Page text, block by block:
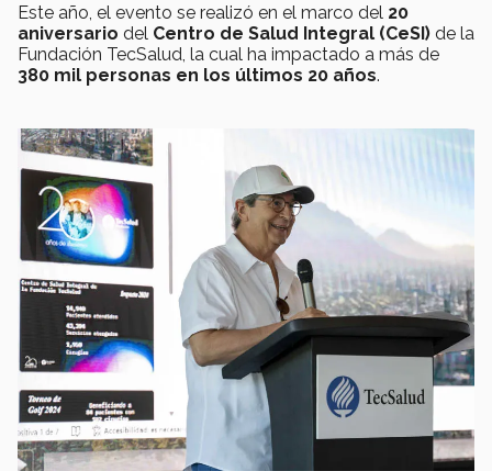
Este año, el evento se realizó en el marco del 20
aniversario del Centro de Salud Integral (CeSI) de la
Fundación TecSalud, la cual ha impactado a más de
380 mil personas en los últimos 20 años.